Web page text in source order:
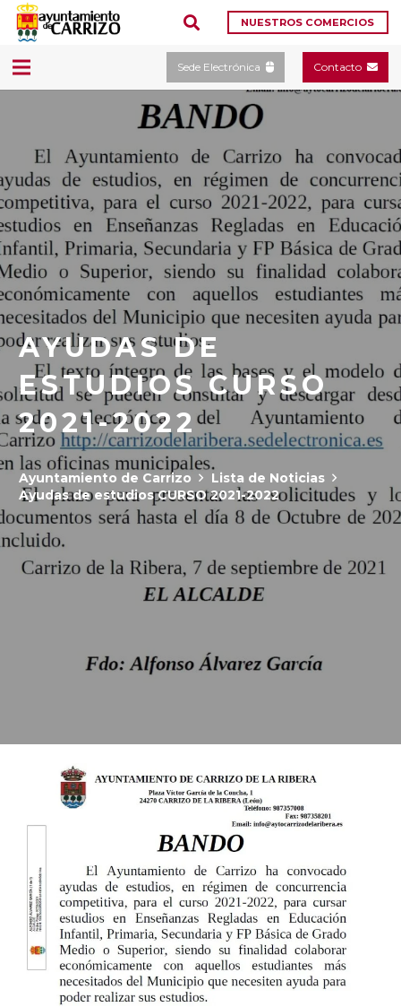
NUESTROS COMERCIOS
Sede Electrónica Contacto
AYUDAS DE
ESTUDIOS CURSO
2021-2022
Ayuntamiento de Carrizo
Lista de Noticias
Ayudas de estudios CURSO 2021-2022